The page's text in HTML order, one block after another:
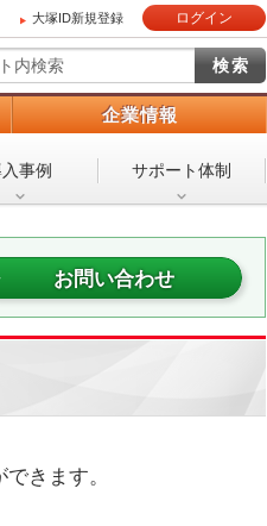
大塚ID新規登録 ログイン
企業情報
事例 サポート体制
お問い合わせ
きます。